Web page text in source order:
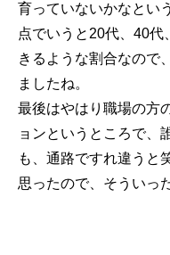
育っていないかなとい
点でいうと20代、40
きるような割合なので
ましたね。
最後はやはり職場の方
ョンというところで、
も、通路ですれ違うと
思ったので、そういっ